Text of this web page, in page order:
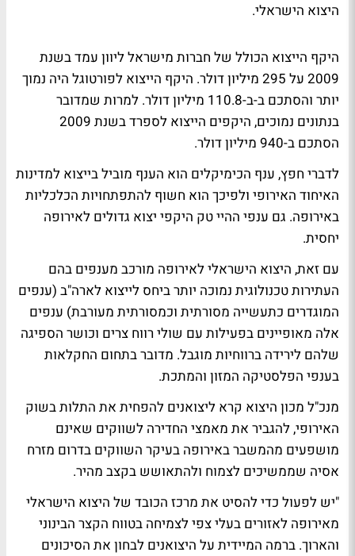
היצוא הישראלי.
היקף הייצוא הכולל של חברות מישראל ליוון עמד בשנת
2009 על 295 מיליון דולר. היקף הייצוא לפורטוגל היה נמוך
יותר והסתכם ב-ב-110.8 מיליון דולר. למרות שמדובר
בנתונים נמוכים, היקפים הייצוא לספרד בשנת 2009
הסתכם ב-940 מיליון דולר.
לדברי חפץ, ענף הכימיקלים הוא הענף מוביל בייצוא למדינות
האיחוד האירופי ולפיכך הוא חשוף להתפתחויות הכלכליות
באירופה. גם ענפי ההיי טק היקפי יצוא גדולים לאירופה
יחסית.
עם זאת, היצוא הישראלי לאירופה מורכב מענפים בהם
העתירות טכנולוגית נמוכה יותר ביחס לייצוא לארה"ב (ענפים
המוגדרים כתעשייה מסורתית וכמסורתית מעורבת) ענפים
אלה מאופיינים בפעילות עם שולי רווח צרים וכושר הספיגה
שלהם לירידה ברווחיות מוגבל. מדובר בתחום החקלאות
בענפי הפלסטיקה המזון והמתכת.
מנכ"ל מכון היצוא קרא ליצואנים להפחית את התלות בשוק
האירופי, להגביר את מאמצי החדירה לשווקים שאינם
מושפעים מהמשבר באירופה בעיקר השווקים בדרום מזרח
אסיה שממשיכים לצמוח ולהתאושש בקצב מהיר.
"יש לפעול כדי להסיט את מרכז הכובד של היצוא הישראלי
מאירופה לאזורים בעלי צפי לצמיחה בטווח הקצר הבינוני
והארוך. ברמה המיידית על היצואנים לבחון את הסיכונים